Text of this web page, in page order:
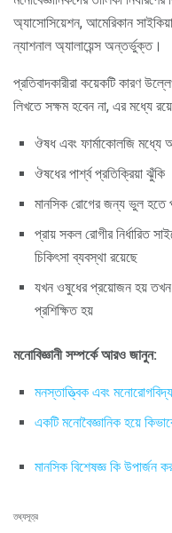
অ্যাসোসিয়েশন, আমেরিকান
ন্যাশনাল অ্যালায়েন্স অন্তর্ভুক্ত।
প্রতিবাদকারীরা কয়েকটি কারণ
লিখতে সক্ষম হবেন না, এর মধ্যে
ঔষধ এবং ফার্মাকোলজি মধ্যে
ঔষধের পার্শ্ব প্রতিক্রিয়া ঝুঁকি
মানসিক রোগের জন্য ভুল
প্রায় সকল রোগীর নির্ধারিত
চিকিৎসা ব্যবস্থা রয়েছে
যখন ওষুধের প্রয়োজন হয় তখন
প্রশিক্ষিত হয়
মনোবিজ্ঞানী সম্পর্কে আরও জানুন:
মনস্তাত্ত্বিক এবং
একটি মনোবৈজ্ঞানিক হয়ে
মানসিক বিশেষজ্ঞ কি উপার্জন
তথ্যসূত্র